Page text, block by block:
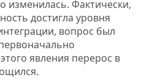
изменилась. Фактически,
достигла уровня
вопрос был
явления перерос в